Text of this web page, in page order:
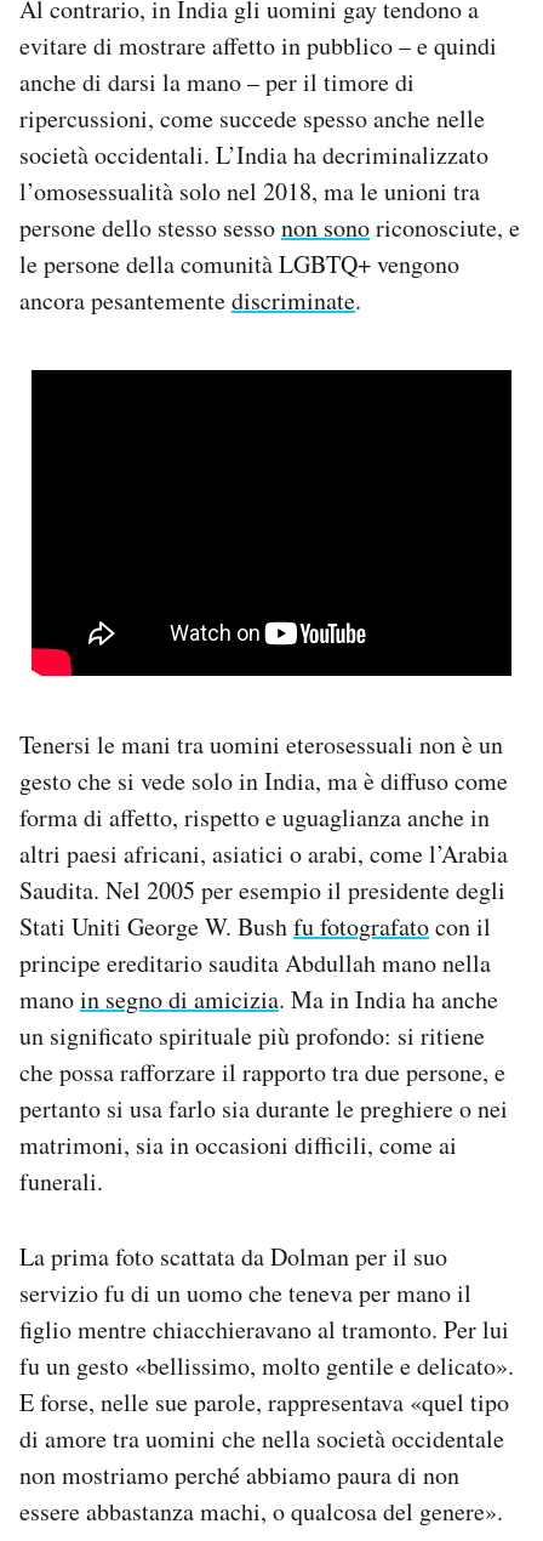
Al contrario, in India gli uomini gay tendono a
evitare di mostrare affetto in pubblico – e quindi
anche di darsi la mano – per il timore di
ripercussioni, come succede spesso anche nelle
società occidentali. L’India ha decriminalizzato
l’omosessualità solo nel 2018, ma le unioni tra
persone dello stesso sessonon sonoriconosciute, e
le persone della comunità LGBTQ+ vengono
ancora pesantementediscriminate.
Tenersi le mani tra uomini eterosessuali non è un
gesto che si vede solo in India, ma è diffuso come
forma di affetto, rispetto e uguaglianza anche in
altri paesi africani, asiatici o arabi, come l’Arabia
Saudita. Nel 2005 per esempio il presidente degli
Stati Uniti George W. Bushfu fotografatocon il
principe ereditario saudita Abdullah mano nella
manoin segno di amicizia. Ma in India ha anche
un significato spirituale più profondo: si ritiene
che possa rafforzare il rapporto tra due persone, e
pertanto si usa farlo sia durante le preghiere o nei
matrimoni, sia in occasioni difficili, come ai
funerali.
La prima foto scattata da Dolman per il suo
servizio fu di un uomo che teneva per mano il
figlio mentre chiacchieravano al tramonto. Per lui
fu un gesto «bellissimo, molto gentile e delicato».
E forse, nelle sue parole, rappresentava «quel tipo
di amore tra uomini che nella società occidentale
non mostriamo perché abbiamo paura di non
essere abbastanza machi, o qualcosa del genere».